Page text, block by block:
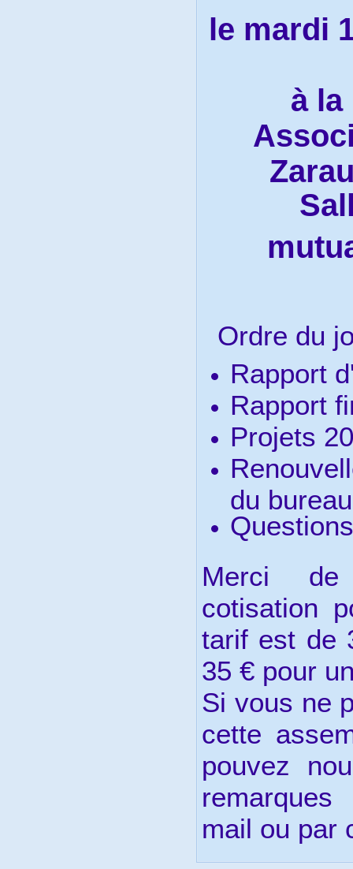
le mardi
à la
Ordre du
Rapport
Rapport
Projets
du bureau
Merci de
cotisation
tarif est de
35 € pour
Si vous ne
cette
pouvez
mail ou par